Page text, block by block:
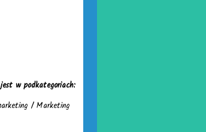
w podkategoriach:
/Marketing